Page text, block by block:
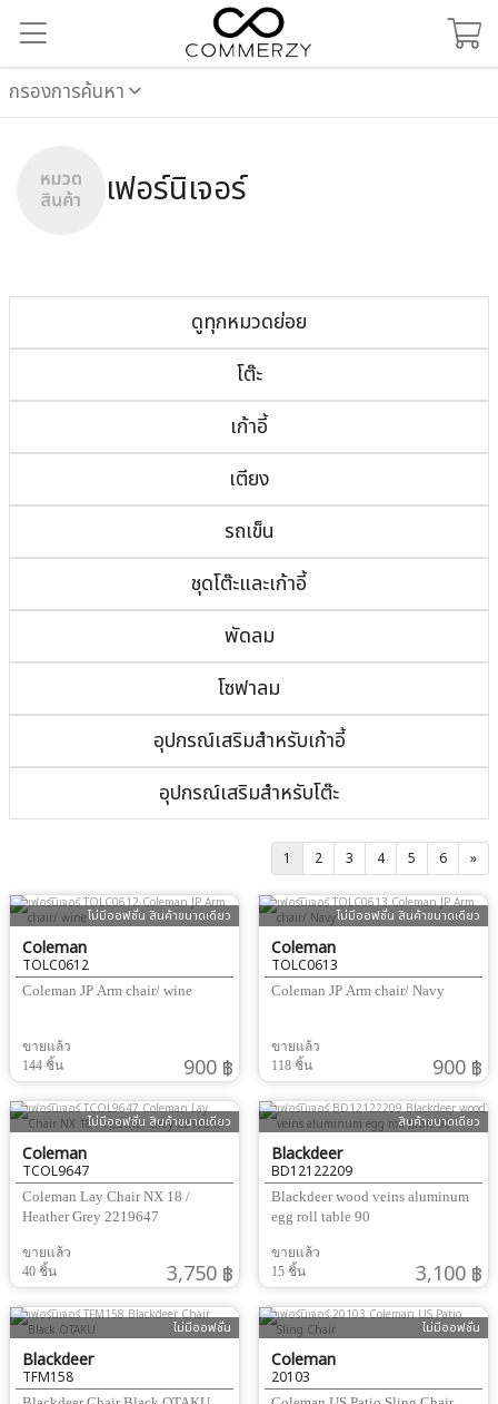
กรองการค้นหา
เฟอร์นิเจอร์
ดูทุกหมวดย่อย
โต๊ะ
เก้าอี้
เตียง
รถเข็น
ชุดโต๊ะและเก้าอี้
พัดลม
โซฟาลม
อุปกรณ์เสริมสำหรับเก้าอี้
อุปกรณ์เสริมสำหรับโต๊ะ
1 2 3 4 5 6 »
ไม่มีออฟชั่น สินค้าขนาดเดียว
Coleman
TOLC0612
Coleman JP Arm chair/ wine
ขายแล้ว
144 ชิ้น
900 ฿
ไม่มีออฟชั่น สินค้าขนาดเดียว
Coleman
TOLC0613
Coleman JP Arm chair/ Navy
ขายแล้ว
118 ชิ้น
900 ฿
ไม่มีออฟชั่น สินค้าขนาดเดียว
Coleman
TCOL9647
Coleman Lay Chair NX 18 /
Heather Grey 2219647
ขายแล้ว
40 ชิ้น
3,750 ฿
สินค้าขนาดเดียว
Blackdeer
BD12122209
Blackdeer wood veins aluminum
egg roll table 90
ขายแล้ว
15 ชิ้น
3,100 ฿
ไม่มีออฟชั่น
Blackdeer
TFM158
ไม่มีออฟชั่น
Coleman
20103